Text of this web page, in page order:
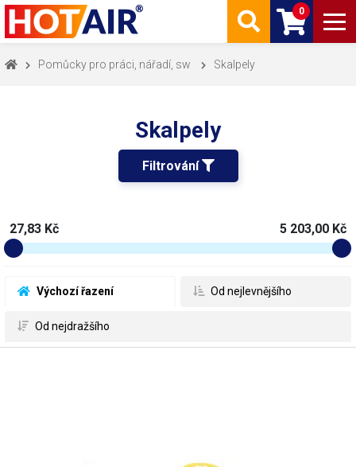
0
Pomůcky pro práci, nářadí, sw Skalpely
Skalpely
Filtrování
Výchozí řazení Od nejlevnějšího
Od nejdražšího
27,83 Kč 5 203,00 Kč